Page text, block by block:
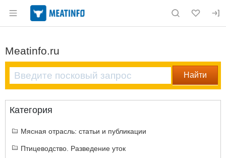
Раздел навигации по сайту meatinfo.ru
Meatinfo.ru
Категория
Мясная отрасль: статьи и публикации
Птицеводство. Разведение уток